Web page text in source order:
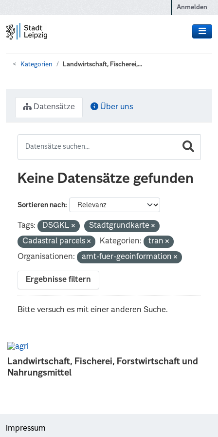
Anmelden
Kategorien Landwirtschaft, Fischerei,...
Landwirtschaft, Fischerei, Forstwirtschaft und
Nahrungsmittel
Datensätze Über uns
Keine Datensätze gefunden
Sortieren nach
Tags: DSGKL
Stadtgrundkarte
Cadastral parcels
Kategorien:
tran
Organisationen:
amt-fuer-geoinformation
Ergebnisse filtern
Bitte versuch es mit einer anderen Suche.
Impressum